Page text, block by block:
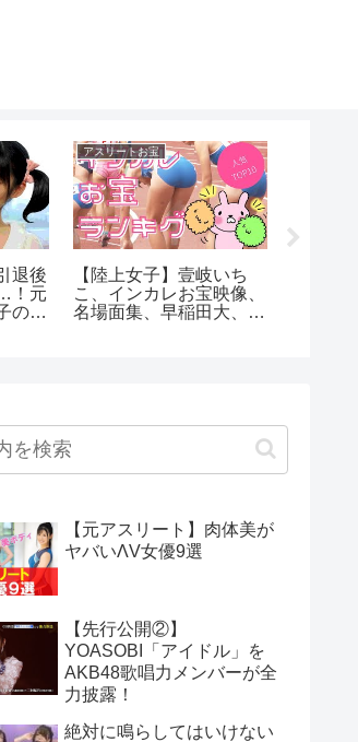
退後
！元
のま
アスリートお宝
【陸上女子】壹岐いち
こ、インカレお宝映像、
名場面集、早稲田大、立
【元アスリート】肉体美が
ヤバいΛV女優9選
【先行公開②】
YOASOBI「アイドル」を
AKB48歌唱力メンバーが全
力披露！
絶対に鳴らしてはいけない